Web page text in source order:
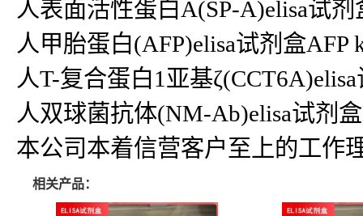
人表面活性蛋白A(SP-A)elisa试
人甲胎蛋白(AFP)elisa试剂盒AFP
人T-复合蛋白1亚基
人双球菌抗体(NM-Ab)elisa试剂
本公司本着信营客户至上的工作
相关产品：